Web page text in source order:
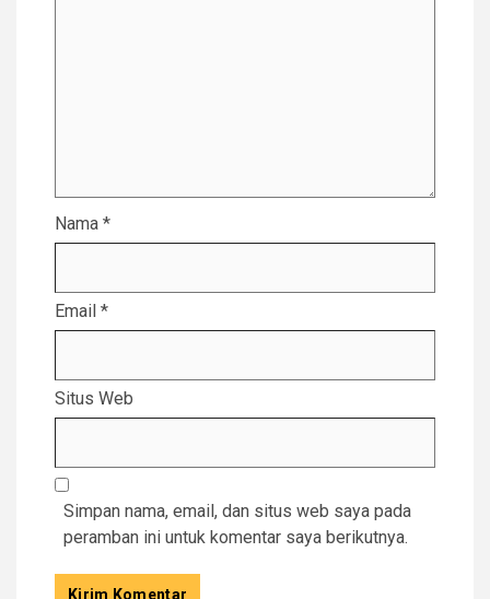
Nama *
Email *
Situs Web
Simpan nama, email, dan situs web saya pada
peramban ini untuk komentar saya berikutnya.